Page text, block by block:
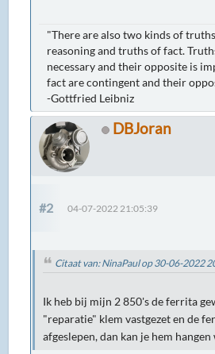
"There are also two kinds of
reasoning and truths of fact.
necessary and their opposite is
fact are contingent and their
-Gottfried Leibniz
DBJoran
#2 04-07-2022 21:05:39
Citaat van: NinaPaul op 30-06-2022
Ik heb bij mijn 2 850's de ferrita
"reparatie" klem vastgezet en de
afgeslepen, dan kan je hem